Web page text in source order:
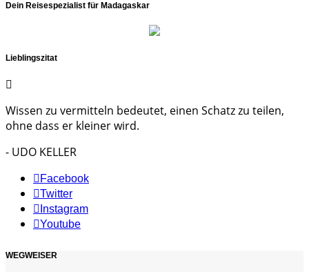
Dein Reisespezialist für Madagaskar
Lieblingszitat
Wissen zu vermitteln bedeutet, einen Schatz zu teilen,
ohne dass er kleiner wird.
- UDO KELLER
Facebook
Twitter
Instagram
Youtube
WEGWEISER